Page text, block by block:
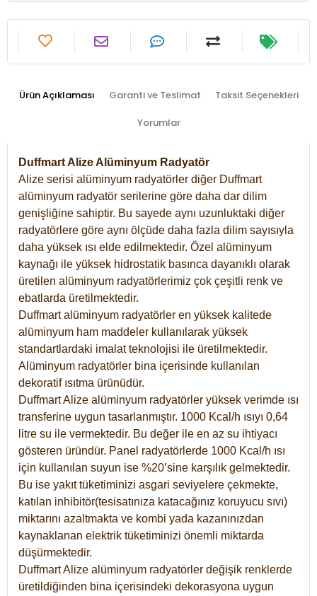
Ürün Açıklaması Garanti ve Teslimat Taksit Seçenekleri
Yorumlar
Duffmart Alize Alüminyum Radyatör
Alize serisi alüminyum radyatörler diğer Duffmart
alüminyum radyatör serilerine göre daha dar dilim
genişliğine sahiptir. Bu sayede aynı uzunluktaki diğer
radyatörlere göre aynı ölçüde daha fazla dilim sayısıyla
daha yüksek ısı elde edilmektedir. Özel alüminyum
kaynağı ile yüksek hidrostatik basınca dayanıklı olarak
üretilen alüminyum radyatörlerimiz çok çeşitli renk ve
ebatlarda üretilmektedir.
Duffmart alüminyum radyatörler en yüksek kalitede
alüminyum ham maddeler kullanılarak yüksek
standartlardaki imalat teknolojisi ile üretilmektedir.
Alüminyum radyatörler bina içerisinde kullanılan
dekoratif ısıtma ürünüdür.
Duffmart Alize alüminyum radyatörler yüksek verimde ısı
transferine uygun tasarlanmıştır. 1000 Kcal/h ısıyı 0,64
litre su ile vermektedir. Bu değer ile en az su ihtiyacı
gösteren üründür. Panel radyatörlerde 1000 Kcal/h ısı
için kullanılan suyun ise %20’sine karşılık gelmektedir.
Bu ise yakıt tüketiminizi asgari seviyelere çekmekte,
katılan inhibitör(tesisatınıza katacağınız koruyucu sıvı)
miktarını azaltmakta ve kombi yada kazanınızdan
kaynaklanan elektrik tüketiminizi önemli miktarda
düşürmektedir.
Duffmart Alize alüminyum radyatörler değişik renklerde
üretildiğinden bina içerisindeki dekorasyona uygun